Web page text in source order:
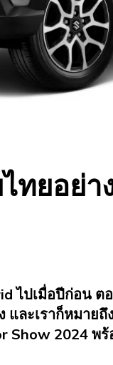
ยไทยอ
ไปเมื่อปีก่อน ต
ละเราก็หมาย
Show 2024 พ